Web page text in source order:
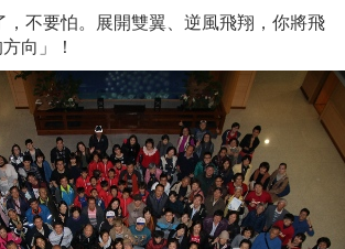
不要怕。展開雙翼、逆風飛翔，你將飛
向」！